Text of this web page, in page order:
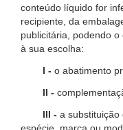
conteúdo líquido for
recipiente, da
publicitária, podendo
à sua escolha:
I - o abatimento
II -
III - a substituição
espécie, marca ou